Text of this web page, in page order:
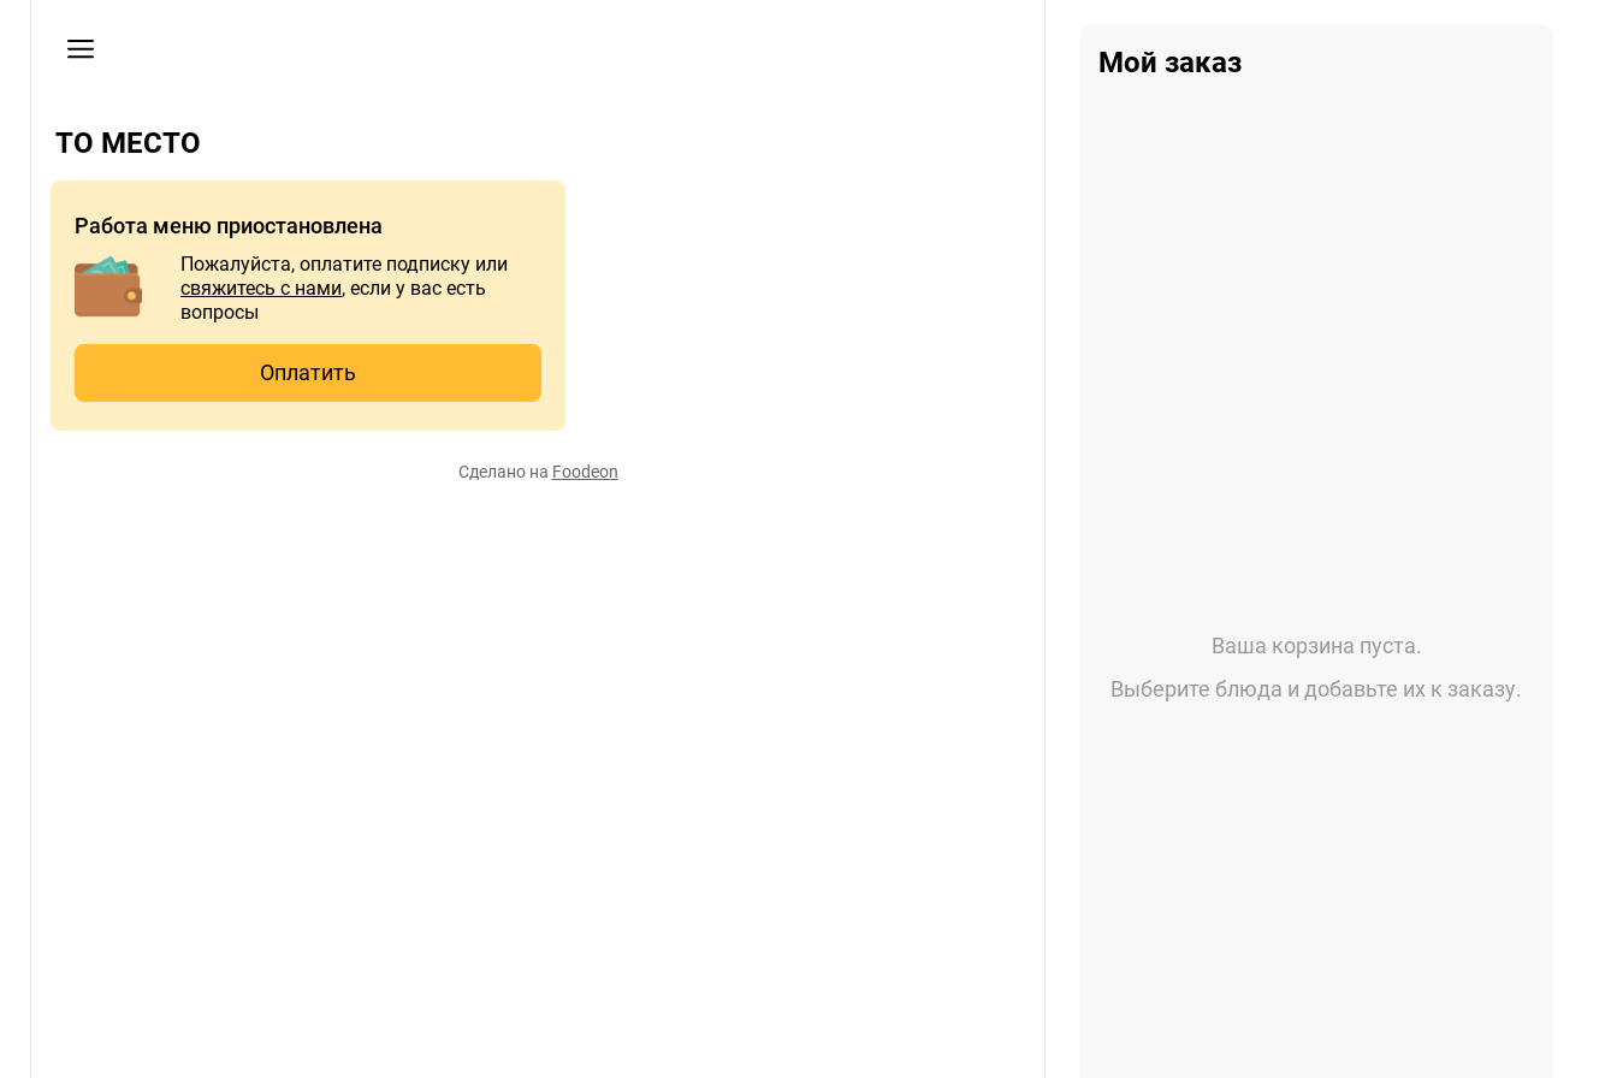
соглашение
ул.
+79994658908
ТО МЕСТО
Работа меню приостановлена
Пожалуйста, оплатите подписку или
свяжитесь с нами, если у вас есть
вопросы
Оплатить
Сделано на Foodeon
Мой заказ
Ваша корзина пуста.
Выберите блюда и добавьте их к заказу.